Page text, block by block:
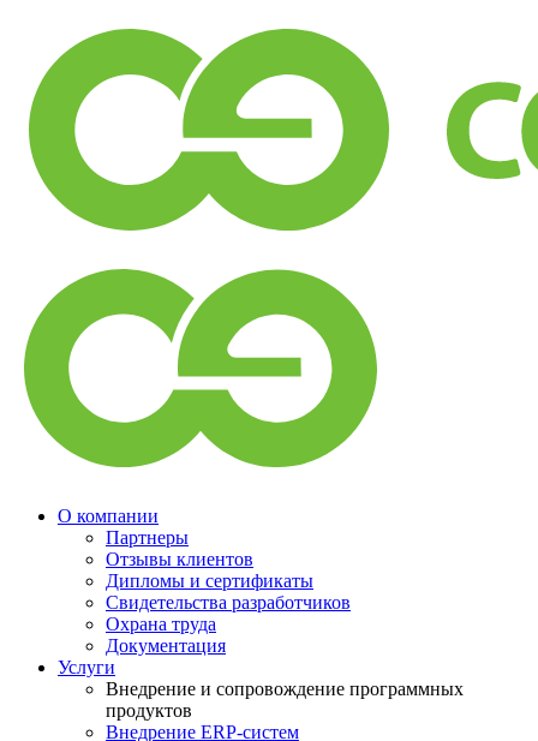
О компании
Партнеры
Отзывы клиентов
Дипломы и сертификаты
Свидетельства разработчиков
Охрана труда
Документация
Услуги
Внедрение и сопровождение программных
продуктов
Внедрение ERP-систем